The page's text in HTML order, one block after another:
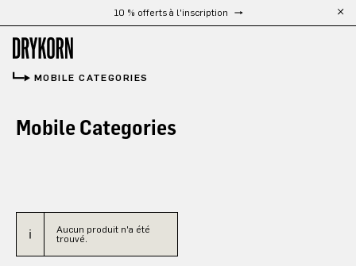
Passer au contenu principal10 % offerts à l'inscription
MOBILE CATEGORIES
Mobile Categories
Aucun produit n'a été
trouvé.